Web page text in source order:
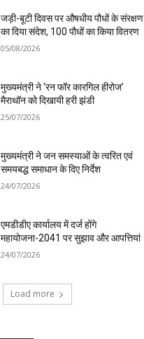
जड़ी-बूटी दिवस पर औषधीय पौधों के संरक्षण
का दिया संदेश, 100 पौधों का किया वितरण
05/08/2026
मुख्यमंत्री ने ‘रन फॉर कारगिल हीरोज’
मैराथॉन को दिखायी हरी झंडी
25/07/2026
मुख्यमंत्री ने जन समस्याओं के त्वरित एवं
समयबद्ध समाधान के दिए निर्देश
24/07/2026
एमडीडीए कार्यालय में दर्ज होंगे
महायोजना-2041 पर सुझाव और आपत्तियां
24/07/2026
Load more